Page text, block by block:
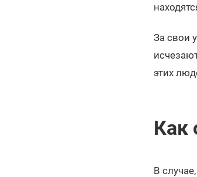
За свои
этих
Как
В